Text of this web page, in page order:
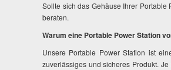
Sollte sich das Gehäuse Ihrer
beraten.
Warum eine Portable Power Station
Unsere Portable Power Station ist
zuverlässiges und sicheres Produkt.